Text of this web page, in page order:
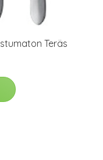
Teräs